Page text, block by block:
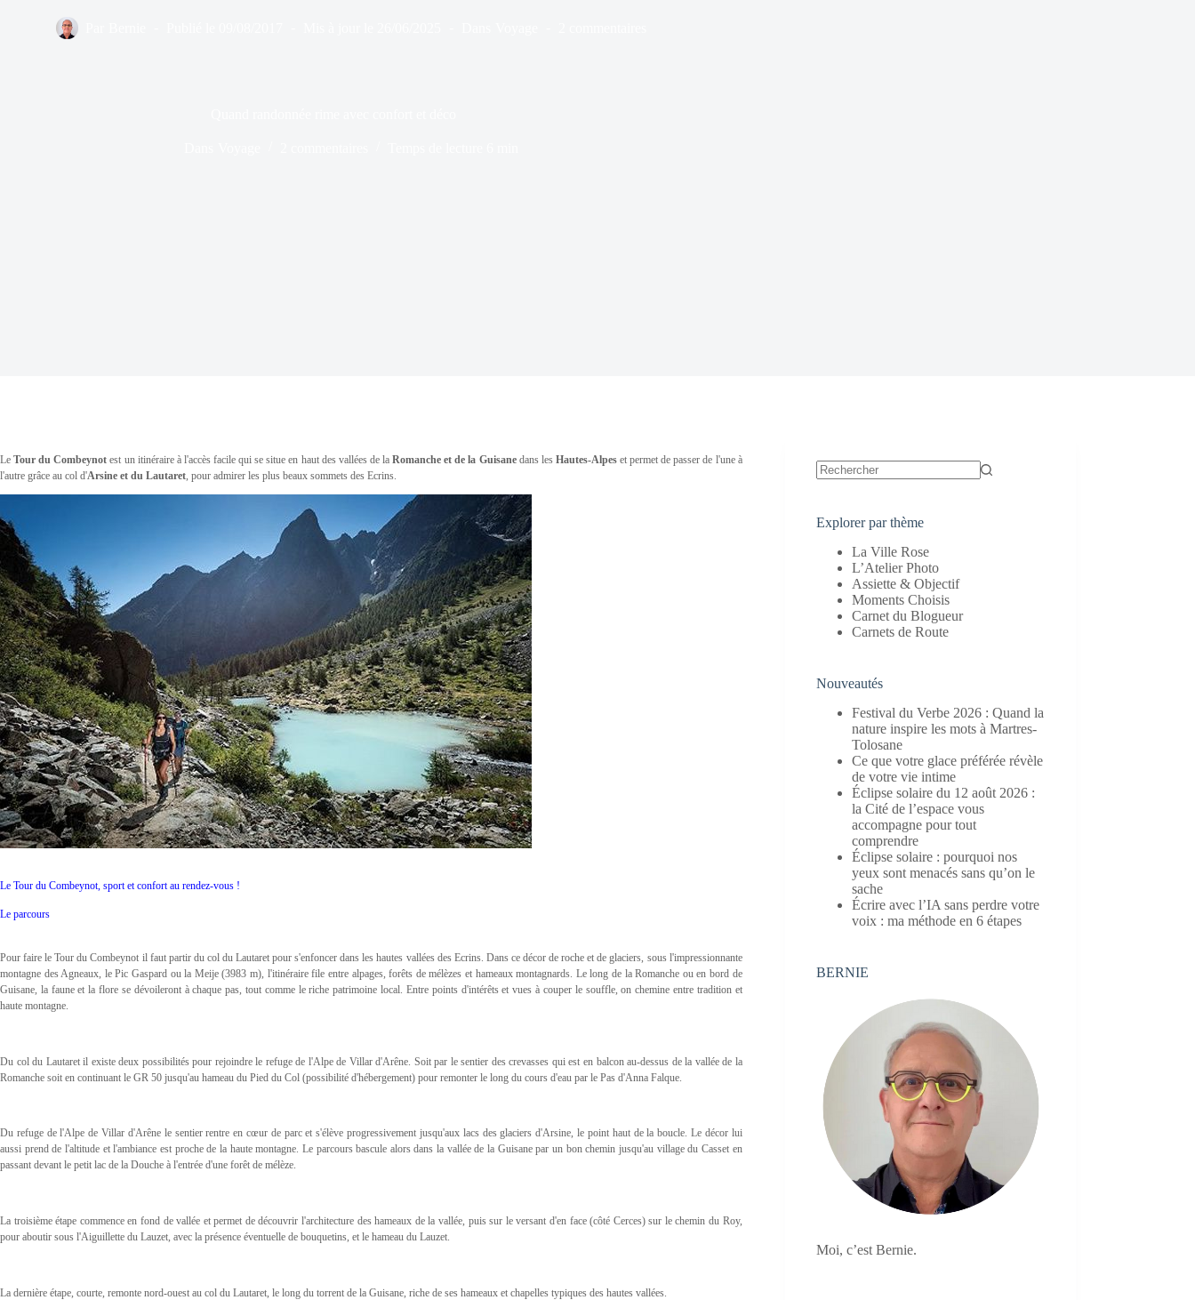
LeTour du Combeynot est un itinéraire à l'accès facile qui se situe en haut des vallées de laRomanche et de la Guisanedans les Hautes-Alpeset permet de passer de l'une à
l'autre grâce au col d'Arsine et du Lautaret, pour admirer les plus beaux sommets des Ecrins.
Le Tour du Combeynot, sport et confort au rendez-vous !
Le parcours
Pour faire le Tour du Combeynot il faut partir du col du Lautaret pour s'enfoncer dans les hautes vallées des Ecrins. Dans ce décor de roche et de glaciers, sous l'impressionnante
montagne des Agneaux, le Pic Gaspard ou la Meije (3983 m), l'itinéraire file entre alpages, forêts de mélèzes et hameaux montagnards. Le long de la Romanche ou en bord de
Guisane, la faune et la flore se dévoileront à chaque pas, tout comme le riche patrimoine local. Entre points d'intérêts et vues à couper le souffle, on chemine entre tradition et
haute montagne.
Du col du Lautaret il existe deux possibilités pour rejoindre le refuge de l'Alpe de Villar d'Arêne. Soit par le sentier des crevasses qui est en balcon au-dessus de la vallée de la
Romanche soit en continuant le GR 50 jusqu'au hameau du Pied du Col (possibilité d'hébergement) pour remonter le long du cours d'eau par le Pas d'Anna Falque.
Du refuge de l'Alpe de Villar d'Arêne le sentier rentre en cœur de parc et s'élève progressivement jusqu'aux lacs des glaciers d'Arsine, le point haut de la boucle. Le décor lui
aussi prend de l'altitude et l'ambiance est proche de la haute montagne. Le parcours bascule alors dans la vallée de la Guisane par un bon chemin jusqu'au village du Casset en
passant devant le petit lac de la Douche à l'entrée d'une forêt de mélèze.
La troisième étape commence en fond de vallée et permet de découvrir l'architecture des hameaux de la vallée, puis sur le versant d'en face (côté Cerces) sur le chemin du Roy,
pour aboutir sous l'Aiguillette du Lauzet, avec la présence éventuelle de bouquetins, et le hameau du Lauzet.
La dernière étape, courte, remonte nord-ouest au col du Lautaret, le long du torrent de la Guisane, riche de ses hameaux et chapelles typiques des hautes vallées.
Explorer par thème
La Ville Rose
L’Atelier Photo
Assiette & Objectif
Moments Choisis
Carnet du Blogueur
Carnets de Route
Nouveautés
Festival du Verbe 2026 : Quand la
nature inspire les mots à Martres-
Tolosane
Ce que votre glace préférée révèle
de votre vie intime
Éclipse solaire du 12 août 2026 :
la Cité de l’espace vous
accompagne pour tout
comprendre
Éclipse solaire : pourquoi nos
yeux sont menacés sans qu’on le
sache
Écrire avec l’IA sans perdre votre
voix : ma méthode en 6 étapes
BERNIE
Moi, c’est Bernie.